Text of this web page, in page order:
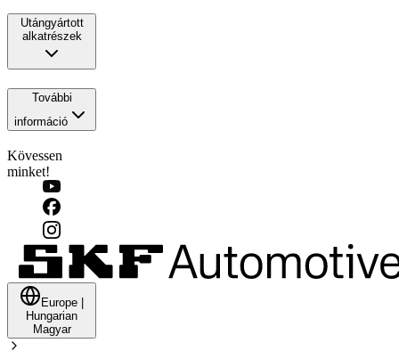
Utángyártott
alkatrészek
További
információ
Kövessen
minket!
Europe
Hungarian
Magyar